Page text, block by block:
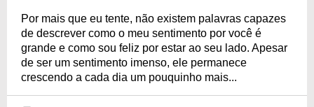
Por mais que eu tente, não existem palavras capazes
de descrever como o meu sentimento por você é
grande e como sou feliz por estar ao seu lado. Apesar
de ser um sentimento imenso, ele permanece
crescendo a cada dia um pouquinho mais...